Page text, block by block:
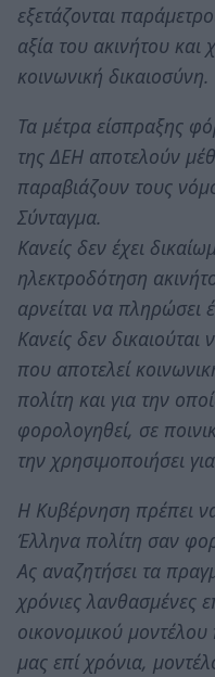
εξετάζονται
αξία του ακινήτου και
κοινωνική δικαιοσύνη.
Τα μέτρα είσπραξης
της ΔΕΗ αποτελούν
παραβιάζουν τους
Σύνταγμα.
Κανείς δεν έχει
ηλεκτροδότηση
αρνείται να πληρώσει
Κανείς δεν δικαιούται
που αποτελεί
πολίτη και για την
φορολογηθεί, σε
την χρησιμοποιήσει
Η Κυβέρνηση πρέπει
Έλληνα πολίτη σαν
Ας αναζητήσει τα
χρόνιες λανθασμένες
οικονομικού
μας επί χρόνια,